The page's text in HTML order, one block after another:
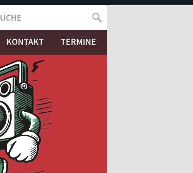
KONTAKT TERMINE